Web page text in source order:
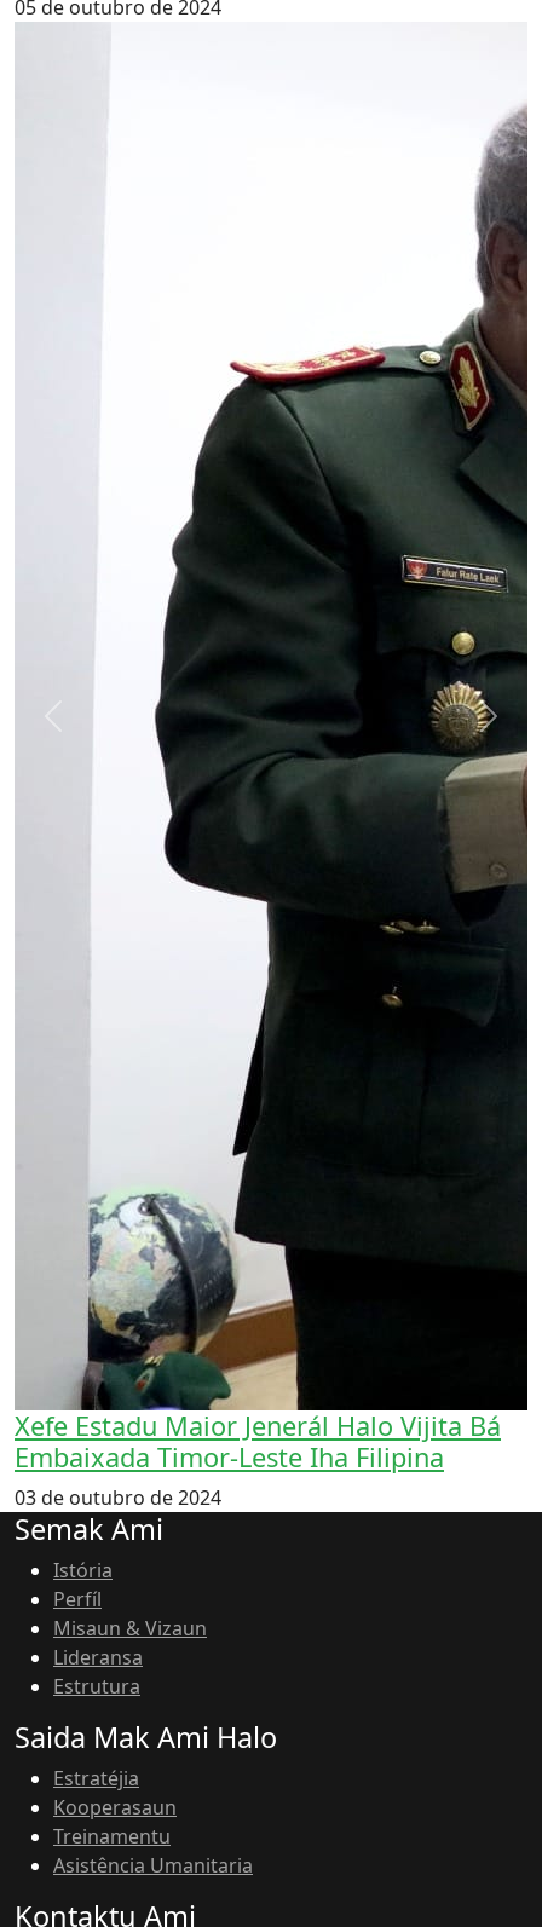
05 de outubro de 2024
Next
Xefe Estadu Maior Jenerál Halo Vijita Bá
Embaixada Timor-Leste Iha Filipina
03 de outubro de 2024
Semak Ami
Istória
Perfíl
Misaun & Vizaun
Lideransa
Estrutura
Saida Mak Ami Halo
Estratéjia
Kooperasaun
Treinamentu
Asistência Umanitaria
Kontaktu Ami